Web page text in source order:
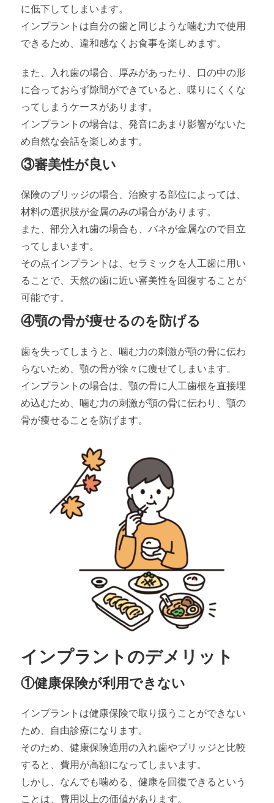
に低下してしまいます。
インプラントは自分の歯と同じような噛む力で使用
できるため、違和感なくお食事を楽しめます。
また、入れ歯の場合、厚みがあったり、口の中の形
に合っておらず隙間ができていると、喋りにくくな
ってしまうケースがあります。
インプラントの場合は、発音にあまり影響がないた
め自然な会話を楽しめます。
③審美性が良い
保険のブリッジの場合、治療する部位によっては、
材料の選択肢が金属のみの場合があります。
また、部分入れ歯の場合も、バネが金属なので目立
ってしまいます。
その点インプラントは、セラミックを人工歯に用い
ることで、天然の歯に近い審美性を回復することが
可能です。
④顎の骨が痩せるのを防げる
歯を失ってしまうと、噛む力の刺激が顎の骨に伝わ
らないため、顎の骨が徐々に痩せてしまいます。
インプラントの場合は、顎の骨に人工歯根を直接埋
め込むため、噛む力の刺激が顎の骨に伝わり、顎の
骨が痩せることを防げます。
インプラントのデメリット
①健康保険が利用できない
インプラントは健康保険で取り扱うことができない
ため、自由診療になります。
そのため、健康保険適用の入れ歯やブリッジと比較
すると、費用が高額になってしまいます。
しかし、なんでも噛める、健康を回復できるという
ことは、費用以上の価値があります。